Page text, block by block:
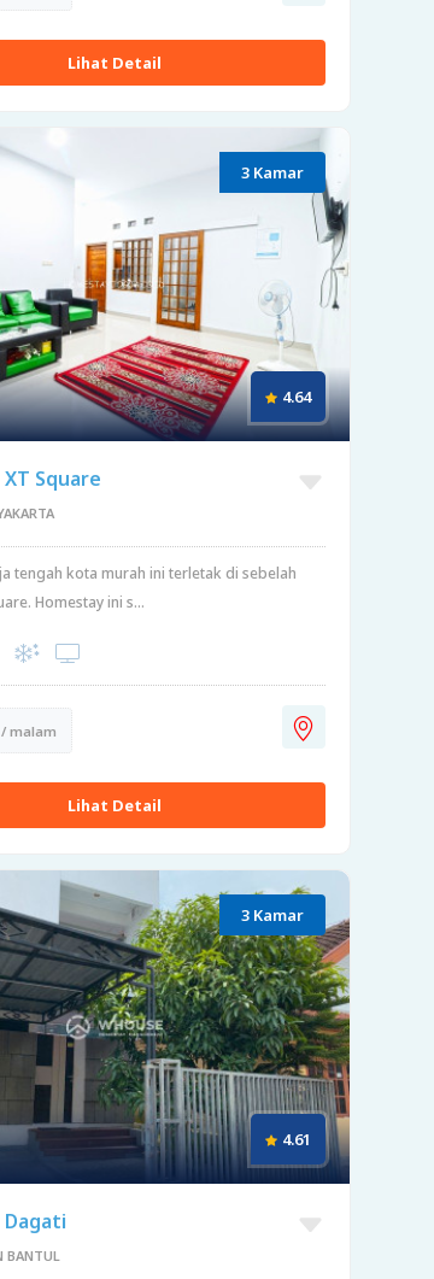
Lihat Detail
3 Kamar
4.64
Square
tengah kota murah ini terletak di sebelah
Homestay ini s...
malam
Lihat Detail
3 Kamar
4.61
BANTUL